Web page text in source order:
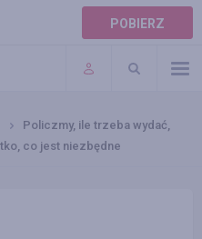
POBIERZ
Policzmy, ile trzeba wydać,
co jest niezbędne